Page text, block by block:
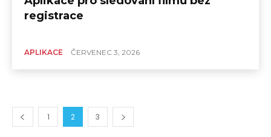
registrace
APLIKACE ČERVENEC 3, 2026
1 2 3